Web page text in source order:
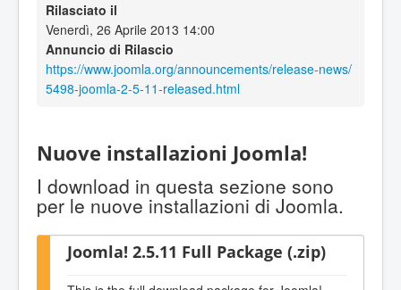
Rilasciato il
Venerdì, 26 Aprile 2013 14:00
Annuncio di Rilascio
https://www.joomla.org/announcements/release-news/
5498-joomla-2-5-11-released.html
Nuove installazioni Joomla!
I download in questa sezione sono
per le nuove installazioni di Joomla.
Joomla! 2.5.11 Full Package (.zip)